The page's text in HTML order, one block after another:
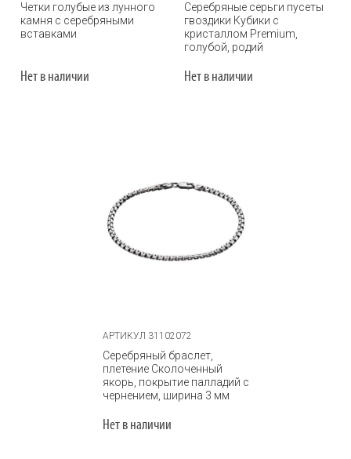
Четки голубые из лунного
камня с серебряными
вставками
Нет в наличии
Серебряные серьги пусеты
гвоздики Кубики с
кристаллом Premium,
голубой, родий
Нет в наличии
АРТИКУЛ 31102072
Серебряный браслет,
плетение Сколоченный
якорь, покрытие палладий с
чернением, ширина 3 мм
Нет в наличии